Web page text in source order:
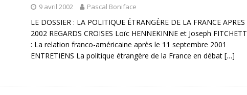
9 avril 2002 Pascal Boniface
LE DOSSIER : LA POLITIQUE ÉTRANGÈRE DE LA FRANCE APRES
2002 REGARDS CROISES Loïc HENNEKINNE et Joseph FITCHETT
: La relation franco-américaine après le 11 septembre 2001
ENTRETIENS La politique étrangère de la France en débat […]